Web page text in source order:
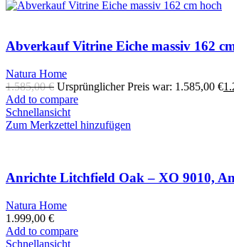
Abverkauf Vitrine Eiche massiv 162
Natura Home
1.585,00€ Ursprünglicher Preis war: 1.585,00 €
Add to compare
Schnellansicht
Zum Merkzettel hinzufügen
Anrichte Litchfield Oak – XO 9010,
Natura Home
1.999,00 €
Add to compare
Schnellansicht